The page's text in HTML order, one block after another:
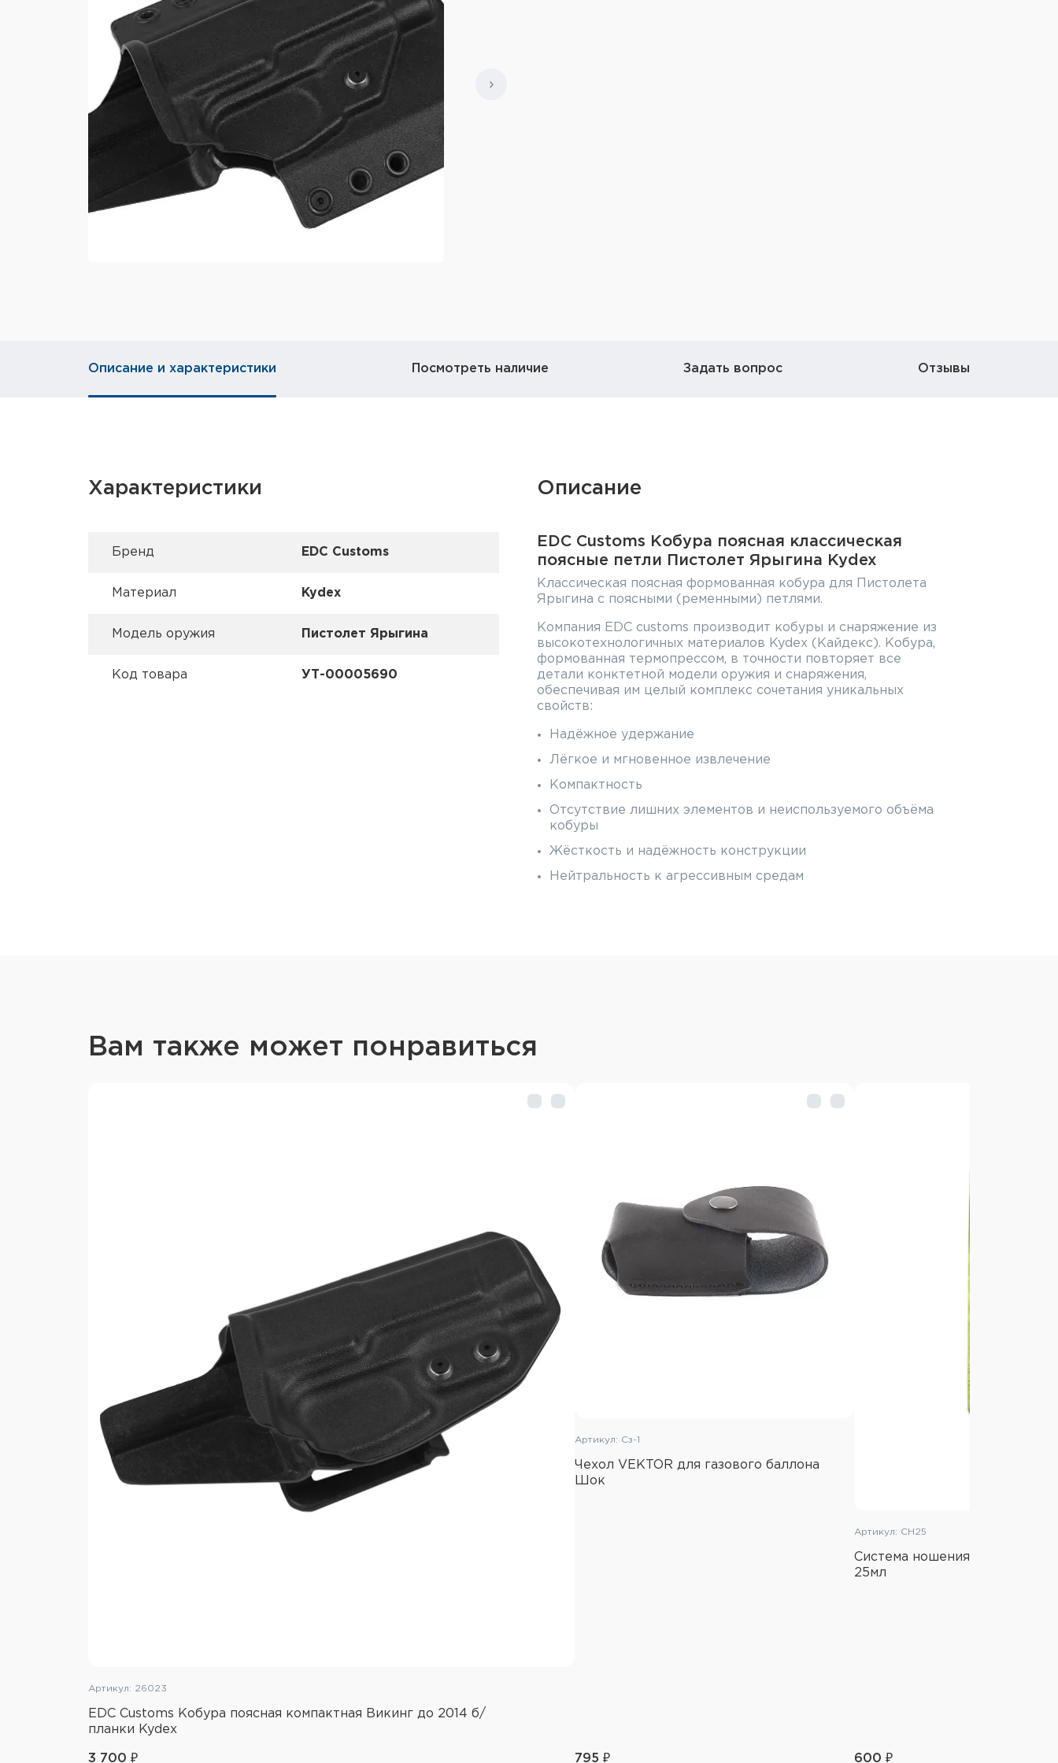
Описание и характеристики Посмотреть наличие Задать вопрос Отзывы
Характеристики
Брeнд EDC Customs
Материал Kydex
Модель оружия Пистолет Ярыгина
Код товара УТ-00005690
Описание
EDC Customs Кобура поясная классическая
поясные петли Пистолет Ярыгина Kydex
Классическая поясная формованная кобура для Пистолета
Ярыгина с поясными (ременными) петлями.
Компания EDС customs производит кобуры и снаряжение из
высокотехнологичных материалов Kydex (Кайдекс). Кобура,
формованная термопрессом, в точности повторяет все
детали конктетной модели оружия и снаряжения,
обеспечивая им целый комплекс сочетания уникальных
свойств:
Надёжное удержание
Лёгкое и мгновенное извлечение
Компактность
Отсутствие лишних элементов и неиспользуемого объёма
кобуры
Жёсткость и надёжность конструкции
Нейтральность к агрессивным средам
Вам также может понравиться
Артикул: 26023
EDC Customs Кобура поясная компактная Викинг до 2014 б/
планки Kydex
3 700 ₽
Артикул: Сз-1
Чехол VEKTOR для газового баллона
Шок
795 ₽
Артикул: СН25
Система ношения газового
25мл
600 ₽